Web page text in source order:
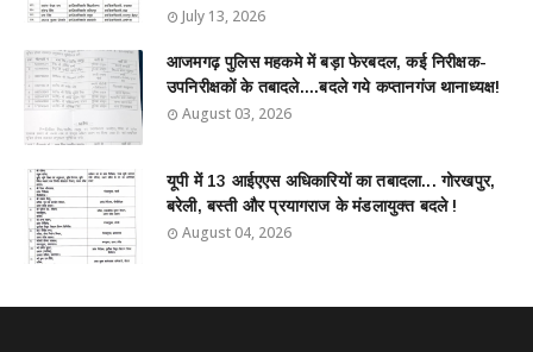
July 13, 2026
आजमगढ़ पुलिस महकमे में बड़ा फेरबदल, कई निरीक्षक-
उपनिरीक्षकों के तबादले....बदले गये कप्तानगंज थानाध्यक्ष!
August 03, 2026
यूपी में 13 आईएएस अधिकारियों का तबादला... गोरखपुर,
बरेली, बस्ती और प्रयागराज के मंडलायुक्त बदले !
August 04, 2026